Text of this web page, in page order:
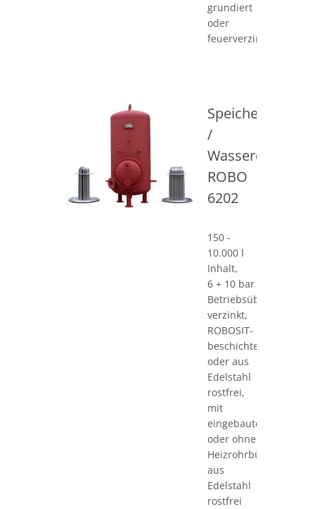
grundiert
oder
feuerverzinkt
Speicher
/
ROBO
6202
150 -
10.000 l
Inhalt,
6 + 10 bar
Betriebsüberdruck,
verzinkt,
ROBOSIT-
beschichtet
oder aus
Edelstahl
rostfrei,
mit
eingebautem
oder ohne
Heizrohrbündel
aus
Edelstahl
rostfrei